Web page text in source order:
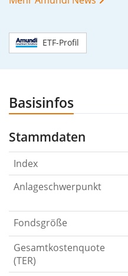
ETF-Profil
Basisinfos
Stammdaten
Index
Anlageschwerpunkt
Fondsgröße
Gesamtkostenquote
(TER)